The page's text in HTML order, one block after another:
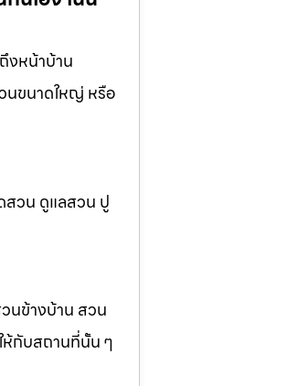
งหน้าบ้าน
นขนาดใหญ่ หรือ
สวน ดูแลสวน ปู
นข้างบ้าน สวน
ห้กับสถานที่นั้น ๆ